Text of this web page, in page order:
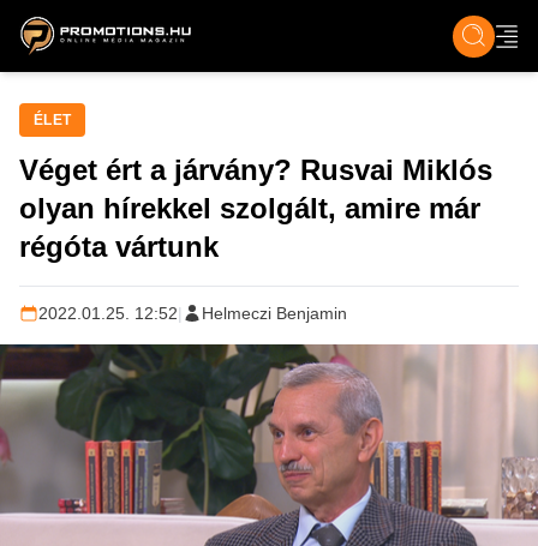
ZENE, FILM & KULT ÉLET TECH &
ÉLET
Véget ért a járvány? Rusvai Miklós
olyan hírekkel szolgált, amire már
régóta vártunk
2022.01.25. 12:52| Helmeczi Benjamin